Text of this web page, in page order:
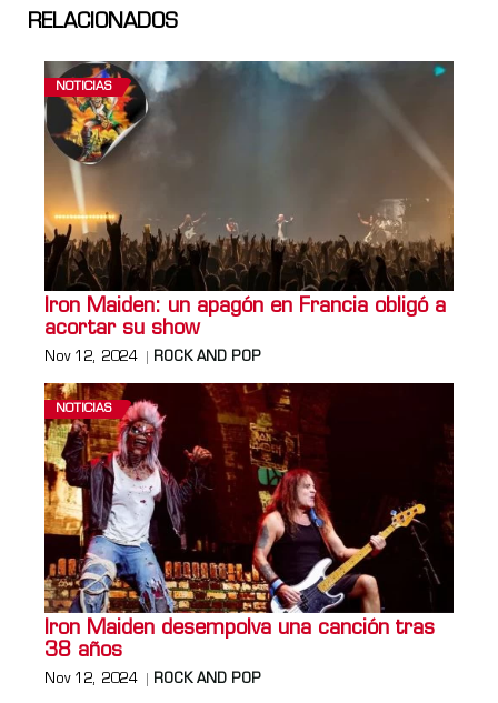
RELACIONADOS
NOTICIAS
Iron Maiden: un apagón en Francia obligó a
acortar su show
Nov 12, 2024 ROCK AND POP
NOTICIAS
Iron Maiden desempolva una canción tras
38 años
Nov 12, 2024 ROCK AND POP